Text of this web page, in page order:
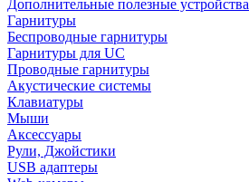
Дополнительные полезные устройства
Гарнитуры
Беспроводные гарнитуры
Гарнитуры для UC
Проводные гарнитуры
Акустические системы
Клавиатуры
Мыши
Аксессуары
Рули, Джойстики
USB адаптеры